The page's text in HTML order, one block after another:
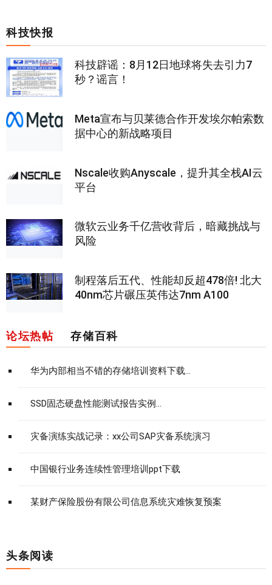
科技快报
科技辟谣：8月12日地球将失去引力7
秒？谣言！
Meta宣布与贝莱德合作开发埃尔帕索数
据中心的新战略项目
Nscale收购Anyscale，提升其全栈AI云
平台
微软云业务千亿营收背后，暗藏挑战与
风险
制程落后五代、性能却反超478倍! 北大
40nm芯片碾压英伟达7nm A100
论坛热帖 存储百科
华为内部相当不错的存储培训资料下载...
SSD固态硬盘性能测试报告实例...
灾备演练实战记录：xx公司SAP灾备系统演习
中国银行业务连续性管理培训ppt下载
某财产保险股份有限公司信息系统灾难恢复预案
头条阅读